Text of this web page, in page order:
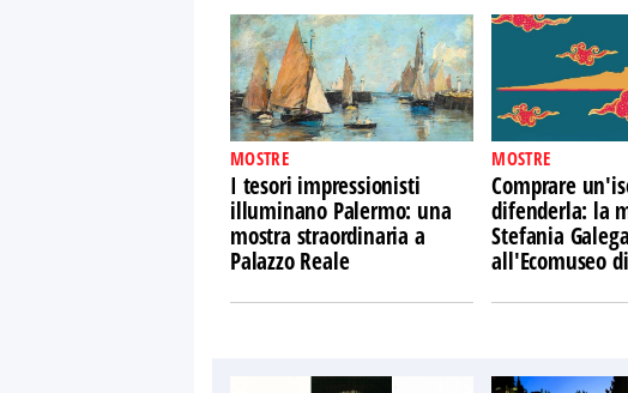
MOSTRE
I tesori impressionisti
illuminano Palermo: una
mostra straordinaria a
Palazzo Reale
MOSTRE
Comprare
difenderla: la
Stefania
all'Ecomuseo